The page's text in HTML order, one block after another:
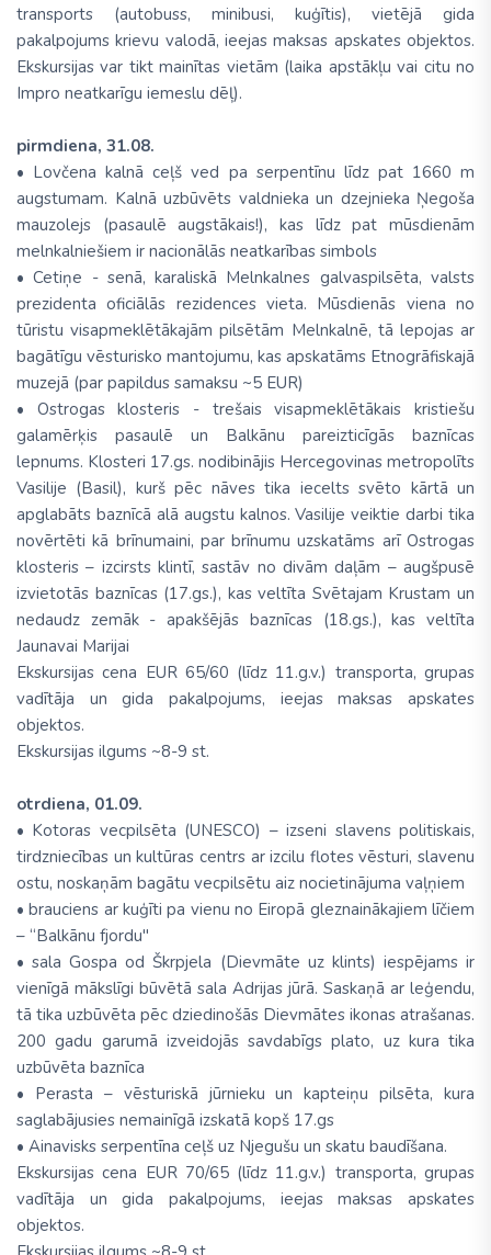
transports (autobuss, minibusi, kuģītis), vietējā gida
pakalpojums krievu valodā, ieejas maksas apskates objektos.
Ekskursijas var tikt mainītas vietām (laika apstākļu vai citu no
Impro neatkarīgu iemeslu dēļ).
pirmdiena, 31.08.
• Lovčena kalnā ceļš ved pa serpentīnu līdz pat 1660 m
augstumam. Kalnā uzbūvēts valdnieka un dzejnieka Ņegoša
mauzolejs (pasaulē augstākais!), kas līdz pat mūsdienām
melnkalniešiem ir nacionālās neatkarības simbols
• Cetiņe - senā, karaliskā Melnkalnes galvaspilsēta, valsts
prezidenta oficiālās rezidences vieta. Mūsdienās viena no
tūristu visapmeklētākajām pilsētām Melnkalnē, tā lepojas ar
bagātīgu vēsturisko mantojumu, kas apskatāms Etnogrāfiskajā
muzejā (par papildus samaksu ~5 EUR)
• Ostrogas klosteris - trešais visapmeklētākais kristiešu
galamērķis pasaulē un Balkānu pareizticīgās baznīcas
lepnums. Klosteri 17.gs. nodibinājis Hercegovinas metropolīts
Vasilije (Basil), kurš pēc nāves tika iecelts svēto kārtā un
apglabāts baznīcā alā augstu kalnos. Vasilije veiktie darbi tika
novērtēti kā brīnumaini, par brīnumu uzskatāms arī Ostrogas
klosteris – izcirsts klintī, sastāv no divām daļām – augšpusē
izvietotās baznīcas (17.gs.), kas veltīta Svētajam Krustam un
nedaudz zemāk - apakšējās baznīcas (18.gs.), kas veltīta
Jaunavai Marijai
Ekskursijas cena EUR 65/60 (līdz 11.g.v.) transporta, grupas
vadītāja un gida pakalpojums, ieejas maksas apskates
objektos.
Ekskursijas ilgums ~8-9 st.
otrdiena, 01.09.
• Kotoras vecpilsēta (UNESCO) – izseni slavens politiskais,
tirdzniecības un kultūras centrs ar izcilu flotes vēsturi, slavenu
ostu, noskaņām bagātu vecpilsētu aiz nocietinājuma vaļņiem
• brauciens ar kuģīti pa vienu no Eiropā gleznainākajiem līčiem
– “Balkānu fjordu"
• sala Gospa od Škrpjela (Dievmāte uz klints) iespējams ir
vienīgā mākslīgi būvētā sala Adrijas jūrā. Saskaņā ar leģendu,
tā tika uzbūvēta pēc dziedinošās Dievmātes ikonas atrašanas.
200 gadu garumā izveidojās savdabīgs plato, uz kura tika
uzbūvēta baznīca
• Perasta – vēsturiskā jūrnieku un kapteiņu pilsēta, kura
saglabājusies nemainīgā izskatā kopš 17.gs
• Ainavisks serpentīna ceļš uz Njegušu un skatu baudīšana.
Ekskursijas cena EUR 70/65 (līdz 11.g.v.) transporta, grupas
vadītāja un gida pakalpojums, ieejas maksas apskates
objektos.